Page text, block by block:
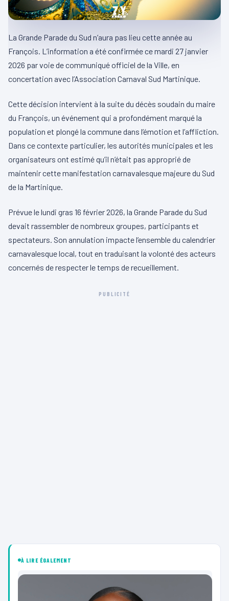
La Grande Parade du Sud n’aura pas lieu cette année au
François. L’information a été confirmée ce mardi 27 janvier
2026 par voie de communiqué officiel de la Ville, en
concertation avec l’Association Carnaval Sud Martinique.
Cette décision intervient à la suite du décès soudain du maire
du François, un événement qui a profondément marqué la
population et plongé la commune dans l’émotion et l’affliction.
Dans ce contexte particulier, les autorités municipales et les
organisateurs ont estimé qu’il n’était pas approprié de
maintenir cette manifestation carnavalesque majeure du Sud
de la Martinique.
Prévue le lundi gras 16 février 2026, la Grande Parade du Sud
devait rassembler de nombreux groupes, participants et
spectateurs. Son annulation impacte l’ensemble du calendrier
carnavalesque local, tout en traduisant la volonté des acteurs
concernés de respecter le temps de recueillement.
PUBLICITÉ
À LIRE ÉGALEMENT